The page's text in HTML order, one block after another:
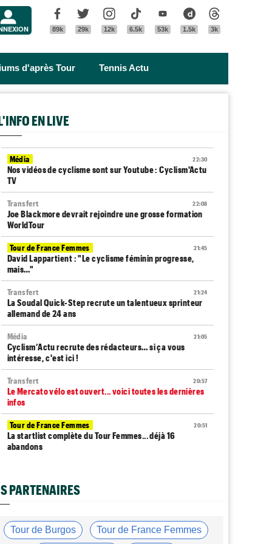
Facebook
89k
Twitter
29k
Instagram
12k
Tik Tok
6.5k
Youtube
53k
Dailymotion
1.5k 3k
d'après Tour Tennis Actu
EN LIVE
22:30
Média
Nos vidéos de cyclisme sont sur Youtube : Cyclism'Actu
TV
22:08
Transfert
Joe Blackmore devrait rejoindre une grosse formation
WorldTour
21:45
Tour de France Femmes
David Lappartient : "Le cyclisme féminin progresse,
mais…"
21:24
Transfert
La Soudal Quick-Step recrute un talentueux sprinteur
allemand de 24 ans
21:05
Média
Cyclism’Actu recrute des rédacteurs… si ça vous
intéresse, c'est ici !
20:57
Transfert
Le Mercato vélo est ouvert... voici toutes les dernières
infos
20:51
Tour de France Femmes
La startlist complète du Tour Femmes... déjà 16
abandons
profil…
La surprise Francisco Campos remporte la 1ère étape
PARTENAIRES
Tour de Burgos Tour de France Femmes